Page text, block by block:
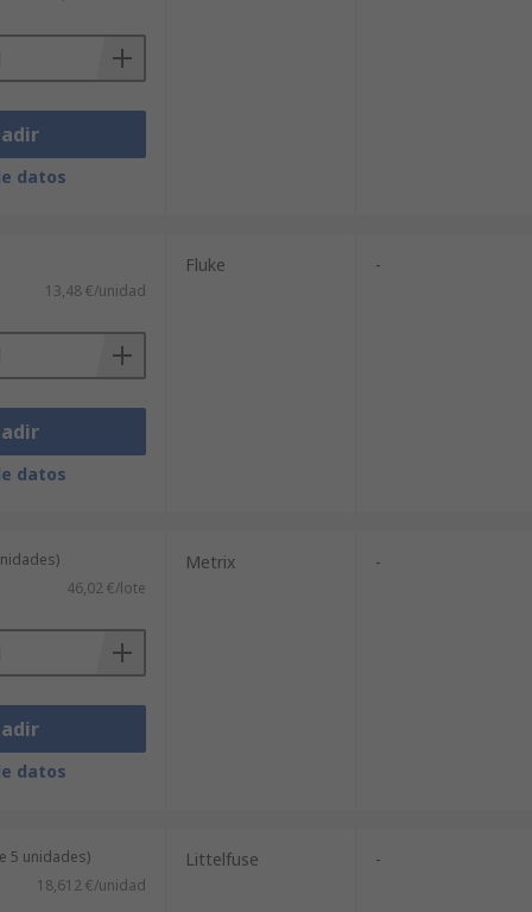
datos
13,48 €/unidad
datos
Fluke -
46,02 €/lote
datos
Metrix -
5 unidades)
18,612 €/unidad
Littelfuse -